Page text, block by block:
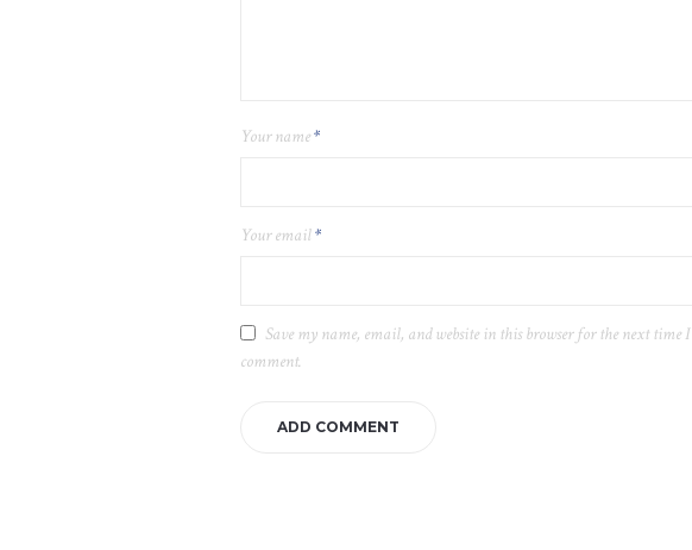
Your name*
Your email*
Save my name, email, and website in this browser for the next time I
comment.